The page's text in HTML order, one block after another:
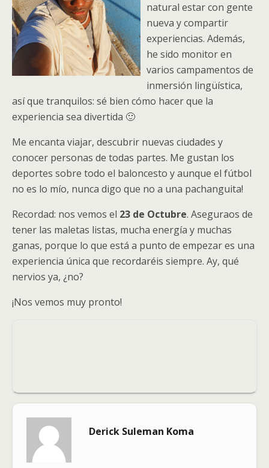
natural estar con gente
nueva y compartir
experiencias. Además,
he sido monitor en
varios campamentos de
inmersión lingüística,
así que tranquilos: sé bien cómo hacer que la
experiencia sea divertida 🙂
Me encanta viajar, descubrir nuevas ciudades y
conocer personas de todas partes. Me gustan los
deportes sobre todo el baloncesto y aunque el fútbol
no es lo mío, nunca digo que no a una pachanguita!
Recordad: nos vemos el 23 de Octubre. Aseguraos de
tener las maletas listas, mucha energía y muchas
ganas, porque lo que está a punto de empezar es una
experiencia única que recordaréis siempre. Ay, qué
nervios ya, ¿no?
¡Nos vemos muy pronto!
Derick Suleman Koma